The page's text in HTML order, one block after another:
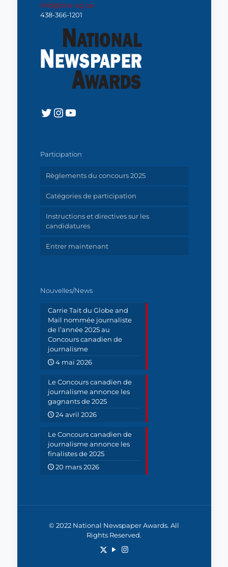
info@nna-ccj.ca
438-366-1201
Twitter
Instagram
YouTube
Participation
Règlements du concours 2025
Catégories de participation
Instructions et directives sur les
candidatures
Entrer maintenant
Nouvelles/News
Carrie Tait du Globe and
Mail nommée journaliste
de l’année 2025 au
Concours canadien de
journalisme
4 mai 2026
Le Concours canadien de
journalisme annonce les
gagnants de 2025
24 avril 2026
Le Concours canadien de
journalisme annonce les
finalistes de 2025
20 mars 2026
© 2022 National Newspaper Awards. All
Rights Reserved.